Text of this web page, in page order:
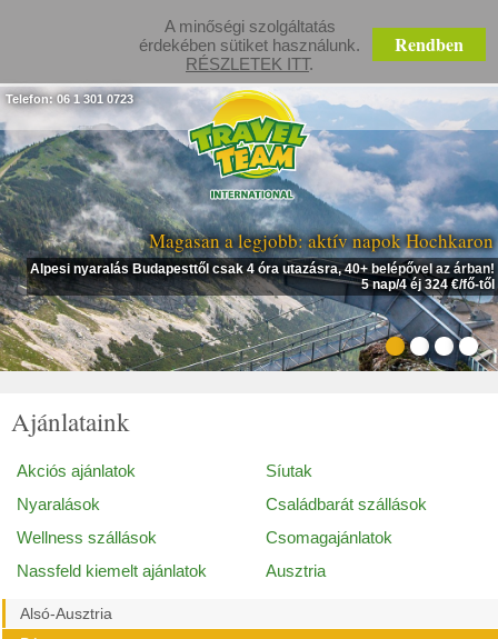
A minőségi szolgáltatás
érdekében sütiket használunk.
RÉSZLETEK ITT.
Rendben
Magasan a legjobb: aktív napok Hochkaron
Alpesi nyaralás Budapesttől csak 4 óra utazásra, 40+ belépővel az árban!
5 nap/4 éj 324 €/fő-től
Telefon: 06 1 301 0723
Ajánlataink
Akciós ajánlatok
Síutak
Nyaralások
Családbarát szállások
Wellness szállások
Csomagajánlatok
Nassfeld kiemelt ajánlatok
Ausztria
Alsó-Ausztria